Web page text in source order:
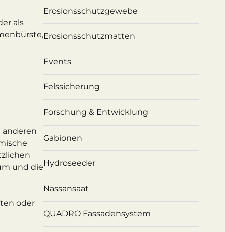
als
anderen
und die
oder
Erosionsschutzgewebe
Erosionsschutzmatten
Events
Felssicherung
Forschung & Entwicklung
Gabionen
Hydroseeder
Nassansaat
QUADRO Fassadensystem